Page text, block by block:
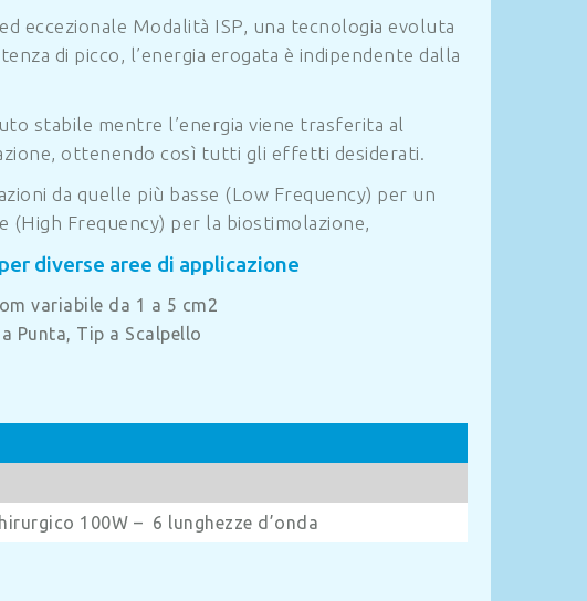
eccezionale Modalità ISP, una tecnologia evoluta
di picco, l’energia erogata è indipendente dalla
stabile mentre l’energia viene trasferita al
ottenendo così tutti gli effetti desiderati.
da quelle più basse (Low Frequency) per un
Frequency) per la biostimolazione,
diverse aree di applicazione
variabile da 1 a 5 cm2
Punta, Tip a Scalpello
100W – 6 lunghezze d’onda